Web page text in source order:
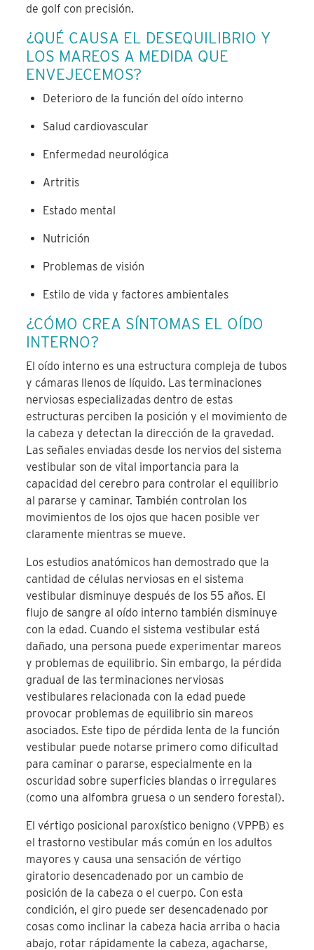
de golf con precisión.
¿QUÉ CAUSA EL DESEQUILIBRIO Y
LOS MAREOS A MEDIDA QUE
ENVEJECEMOS?
Deterioro de la función del oído interno
Salud cardiovascular
Enfermedad neurológica
Artritis
Estado mental
Nutrición
Problemas de visión
Estilo de vida y factores ambientales
¿CÓMO CREA SÍNTOMAS EL OÍDO
INTERNO?
El oído interno es una estructura compleja de tubos
y cámaras llenos de líquido. Las terminaciones
nerviosas especializadas dentro de estas
estructuras perciben la posición y el movimiento de
la cabeza y detectan la dirección de la gravedad.
Las señales enviadas desde los nervios del sistema
vestibular son de vital importancia para la
capacidad del cerebro para controlar el equilibrio
al pararse y caminar. También controlan los
movimientos de los ojos que hacen posible ver
claramente mientras se mueve.
Los estudios anatómicos han demostrado que la
cantidad de células nerviosas en el sistema
vestibular disminuye después de los 55 años. El
flujo de sangre al oído interno también disminuye
con la edad. Cuando el sistema vestibular está
dañado, una persona puede experimentar mareos
y problemas de equilibrio. Sin embargo, la pérdida
gradual de las terminaciones nerviosas
vestibulares relacionada con la edad puede
provocar problemas de equilibrio sin mareos
asociados. Este tipo de pérdida lenta de la función
vestibular puede notarse primero como dificultad
para caminar o pararse, especialmente en la
oscuridad sobre superficies blandas o irregulares
(como una alfombra gruesa o un sendero forestal).
El vértigo posicional paroxístico benigno (VPPB) es
el trastorno vestibular más común en los adultos
mayores y causa una sensación de vértigo
giratorio desencadenado por un cambio de
posición de la cabeza o el cuerpo. Con esta
condición, el giro puede ser desencadenado por
cosas como inclinar la cabeza hacia arriba o hacia
abajo, rotar rápidamente la cabeza, agacharse,